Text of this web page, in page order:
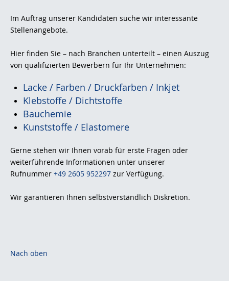
Im Auftrag unserer Kandidaten suche wir interessante
Stellenangebote.
Hier finden Sie – nach Branchen unterteilt – einen Auszug
von qualifizierten Bewerbern für Ihr Unternehmen:
Lacke / Farben / Druckfarben / Inkjet
Klebstoffe / Dichtstoffe
Bauchemie
Kunststoffe / Elastomere
Gerne stehen wir Ihnen vorab für erste Fragen oder
weiterführende Informationen unter unserer
Rufnummer +49 2605 952297 zur Verfügung.
Wir garantieren Ihnen selbstverständlich Diskretion.
Nach oben